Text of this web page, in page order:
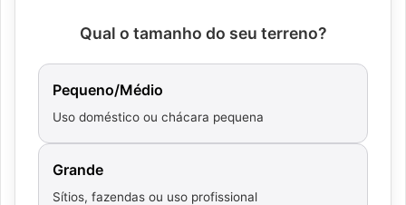
Qual o tamanho do seu terreno?
Pequeno/Médio
Uso doméstico ou chácara pequena
Grande
Sítios, fazendas ou uso profissional